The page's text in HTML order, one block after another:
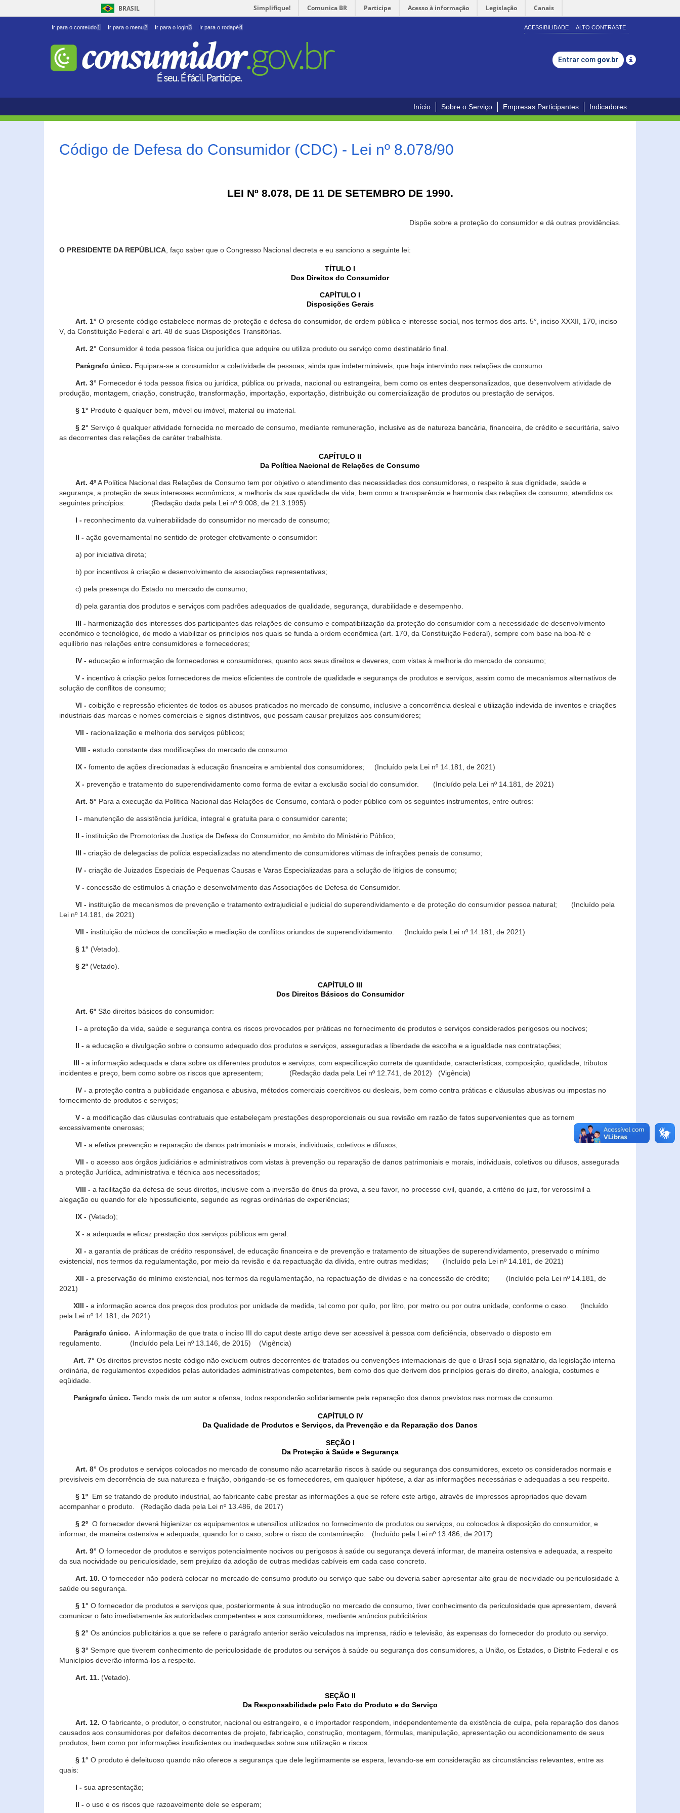
BRASIL Simplifique! Comunica BR Participe Acesso à informação Legislação Canais
Ir para o conteúdo1 Ir para o menu2 Ir para o login3 Ir para o rodapé4 ACESSIBILIDADE ALTO CONTRASTE
Entrar com gov.br
Início Sobre o Serviço Empresas Participantes Indicadores
Código de Defesa do Consumidor (CDC) - Lei nº 8.078/90
LEI Nº 8.078, DE 11 DE SETEMBRO DE 1990.
Dispõe sobre a proteção do consumidor e dá outras providências.
O PRESIDENTE DA REPÚBLICA, faço saber que o Congresso Nacional decreta e eu sanciono a seguinte lei:
TÍTULO I
Dos Direitos do Consumidor
CAPÍTULO I
Disposições Gerais
Art. 1° O presente código estabelece normas de proteção e defesa do consumidor, de ordem pública e interesse social, nos termos dos arts. 5°, inciso XXXII, 170, inciso
V, da Constituição Federal e art. 48 de suas Disposições Transitórias.
Art. 2° Consumidor é toda pessoa física ou jurídica que adquire ou utiliza produto ou serviço como destinatário final.
Parágrafo único. Equipara-se a consumidor a coletividade de pessoas, ainda que indetermináveis, que haja intervindo nas relações de consumo.
Art. 3° Fornecedor é toda pessoa física ou jurídica, pública ou privada, nacional ou estrangeira, bem como os entes despersonalizados, que desenvolvem atividade de
produção, montagem, criação, construção, transformação, importação, exportação, distribuição ou comercialização de produtos ou prestação de serviços.
§ 1° Produto é qualquer bem, móvel ou imóvel, material ou imaterial.
§ 2° Serviço é qualquer atividade fornecida no mercado de consumo, mediante remuneração, inclusive as de natureza bancária, financeira, de crédito e securitária, salvo
as decorrentes das relações de caráter trabalhista.
CAPÍTULO II
Da Política Nacional de Relações de Consumo
Art. 4ºA Política Nacional das Relações de Consumo tem por objetivo o atendimento das necessidades dos consumidores, o respeito à sua dignidade, saúde e
segurança, a proteção de seus interesses econômicos, a melhoria da sua qualidade de vida, bem como a transparência e harmonia das relações de consumo, atendidos os
seguintes princípios: (Redação dada pela Lei nº 9.008, de 21.3.1995)
I - reconhecimento da vulnerabilidade do consumidor no mercado de consumo;
II - ação governamental no sentido de proteger efetivamente o consumidor:
a) por iniciativa direta;
b) por incentivos à criação e desenvolvimento de associações representativas;
c) pela presença do Estado no mercado de consumo;
d) pela garantia dos produtos e serviços com padrões adequados de qualidade, segurança, durabilidade e desempenho.
III - harmonização dos interesses dos participantes das relações de consumo e compatibilização da proteção do consumidor com a necessidade de desenvolvimento
econômico e tecnológico, de modo a viabilizar os princípios nos quais se funda a ordem econômica (art. 170, da Constituição Federal), sempre com base na boa-fé e
equilíbrio nas relações entre consumidores e fornecedores;
IV - educação e informação de fornecedores e consumidores, quanto aos seus direitos e deveres, com vistas à melhoria do mercado de consumo;
V - incentivo à criação pelos fornecedores de meios eficientes de controle de qualidade e segurança de produtos e serviços, assim como de mecanismos alternativos de
solução de conflitos de consumo;
VI - coibição e repressão eficientes de todos os abusos praticados no mercado de consumo, inclusive a concorrência desleal e utilização indevida de inventos e criações
industriais das marcas e nomes comerciais e signos distintivos, que possam causar prejuízos aos consumidores;
VII - racionalização e melhoria dos serviços públicos;
VIII - estudo constante das modificações do mercado de consumo.
IX - fomento de ações direcionadas à educação financeira e ambiental dos consumidores; (Incluído pela Lei nº 14.181, de 2021)
X - prevenção e tratamento do superendividamento como forma de evitar a exclusão social do consumidor. (Incluído pela Lei nº 14.181, de 2021)
Art. 5° Para a execução da Política Nacional das Relações de Consumo, contará o poder público com os seguintes instrumentos, entre outros:
I - manutenção de assistência jurídica, integral e gratuita para o consumidor carente;
II - instituição de Promotorias de Justiça de Defesa do Consumidor, no âmbito do Ministério Público;
III - criação de delegacias de polícia especializadas no atendimento de consumidores vítimas de infrações penais de consumo;
IV - criação de Juizados Especiais de Pequenas Causas e Varas Especializadas para a solução de litígios de consumo;
V - concessão de estímulos à criação e desenvolvimento das Associações de Defesa do Consumidor.
VI - instituição de mecanismos de prevenção e tratamento extrajudicial e judicial do superendividamento e de proteção do consumidor pessoa natural; (Incluído pela
Lei nº 14.181, de 2021)
VII - instituição de núcleos de conciliação e mediação de conflitos oriundos de superendividamento. (Incluído pela Lei nº 14.181, de 2021)
§ 1° (Vetado).
§ 2º (Vetado).
CAPÍTULO III
Dos Direitos Básicos do Consumidor
Art. 6º São direitos básicos do consumidor:
I - a proteção da vida, saúde e segurança contra os riscos provocados por práticas no fornecimento de produtos e serviços considerados perigosos ou nocivos;
II - a educação e divulgação sobre o consumo adequado dos produtos e serviços, asseguradas a liberdade de escolha e a igualdade nas contratações;
III - a informação adequada e clara sobre os diferentes produtos e serviços, com especificação correta de quantidade, características, composição, qualidade, tributos
incidentes e preço, bem como sobre os riscos que apresentem; (Redação dada pela Lei nº 12.741, de 2012) (Vigência)
IV - a proteção contra a publicidade enganosa e abusiva, métodos comerciais coercitivos ou desleais, bem como contra práticas e cláusulas abusivas ou impostas no
fornecimento de produtos e serviços;
V - a modificação das cláusulas contratuais que estabeleçam prestações desproporcionais ou sua revisão em razão de fatos supervenientes que as tornem
excessivamente onerosas;
VI - a efetiva prevenção e reparação de danos patrimoniais e morais, individuais, coletivos e difusos;
VII - o acesso aos órgãos judiciários e administrativos com vistas à prevenção ou reparação de danos patrimoniais e morais, individuais, coletivos ou difusos, assegurada
a proteção Jurídica, administrativa e técnica aos necessitados;
VIII - a facilitação da defesa de seus direitos, inclusive com a inversão do ônus da prova, a seu favor, no processo civil, quando, a critério do juiz, for verossímil a
alegação ou quando for ele hipossuficiente, segundo as regras ordinárias de experiências;
IX - (Vetado);
X - a adequada e eficaz prestação dos serviços públicos em geral.
XI - a garantia de práticas de crédito responsável, de educação financeira e de prevenção e tratamento de situações de superendividamento, preservado o mínimo
existencial, nos termos da regulamentação, por meio da revisão e da repactuação da dívida, entre outras medidas; (Incluído pela Lei nº 14.181, de 2021)
XII - a preservação do mínimo existencial, nos termos da regulamentação, na repactuação de dívidas e na concessão de crédito; (Incluído pela Lei nº 14.181, de
2021)
XIII - a informação acerca dos preços dos produtos por unidade de medida, tal como por quilo, por litro, por metro ou por outra unidade, conforme o caso. (Incluído
pela Lei nº 14.181, de 2021)
Parágrafo único. A informação de que trata o inciso III do caput deste artigo deve ser acessível à pessoa com deficiência, observado o disposto em
regulamento. (Incluído pela Lei nº 13.146, de 2015) (Vigência)
Art. 7° Os direitos previstos neste código não excluem outros decorrentes de tratados ou convenções internacionais de que o Brasil seja signatário, da legislação interna
ordinária, de regulamentos expedidos pelas autoridades administrativas competentes, bem como dos que derivem dos princípios gerais do direito, analogia, costumes e
eqüidade.
Parágrafo único. Tendo mais de um autor a ofensa, todos responderão solidariamente pela reparação dos danos previstos nas normas de consumo.
CAPÍTULO IV
Da Qualidade de Produtos e Serviços, da Prevenção e da Reparação dos Danos
SEÇÃO I
Da Proteção à Saúde e Segurança
Art. 8° Os produtos e serviços colocados no mercado de consumo não acarretarão riscos à saúde ou segurança dos consumidores, exceto os considerados normais e
previsíveis em decorrência de sua natureza e fruição, obrigando-se os fornecedores, em qualquer hipótese, a dar as informações necessárias e adequadas a seu respeito.
§ 1º Em se tratando de produto industrial, ao fabricante cabe prestar as informações a que se refere este artigo, através de impressos apropriados que devam
acompanhar o produto. (Redação dada pela Lei nº 13.486, de 2017)
§ 2º O fornecedor deverá higienizar os equipamentos e utensílios utilizados no fornecimento de produtos ou serviços, ou colocados à disposição do consumidor, e
informar, de maneira ostensiva e adequada, quando for o caso, sobre o risco de contaminação. (Incluído pela Lei nº 13.486, de 2017)
Art. 9° O fornecedor de produtos e serviços potencialmente nocivos ou perigosos à saúde ou segurança deverá informar, de maneira ostensiva e adequada, a respeito
da sua nocividade ou periculosidade, sem prejuízo da adoção de outras medidas cabíveis em cada caso concreto.
Art. 10. O fornecedor não poderá colocar no mercado de consumo produto ou serviço que sabe ou deveria saber apresentar alto grau de nocividade ou periculosidade à
saúde ou segurança.
§ 1° O fornecedor de produtos e serviços que, posteriormente à sua introdução no mercado de consumo, tiver conhecimento da periculosidade que apresentem, deverá
comunicar o fato imediatamente às autoridades competentes e aos consumidores, mediante anúncios publicitários.
§ 2° Os anúncios publicitários a que se refere o parágrafo anterior serão veiculados na imprensa, rádio e televisão, às expensas do fornecedor do produto ou serviço.
§ 3° Sempre que tiverem conhecimento de periculosidade de produtos ou serviços à saúde ou segurança dos consumidores, a União, os Estados, o Distrito Federal e os
Municípios deverão informá-los a respeito.
Art. 11. (Vetado).
SEÇÃO II
Da Responsabilidade pelo Fato do Produto e do Serviço
Art. 12. O fabricante, o produtor, o construtor, nacional ou estrangeiro, e o importador respondem, independentemente da existência de culpa, pela reparação dos danos
causados aos consumidores por defeitos decorrentes de projeto, fabricação, construção, montagem, fórmulas, manipulação, apresentação ou acondicionamento de seus
produtos, bem como por informações insuficientes ou inadequadas sobre sua utilização e riscos.
§ 1° O produto é defeituoso quando não oferece a segurança que dele legitimamente se espera, levando-se em consideração as circunstâncias relevantes, entre as
quais:
I - sua apresentação;
II - o uso e os riscos que razoavelmente dele se esperam;